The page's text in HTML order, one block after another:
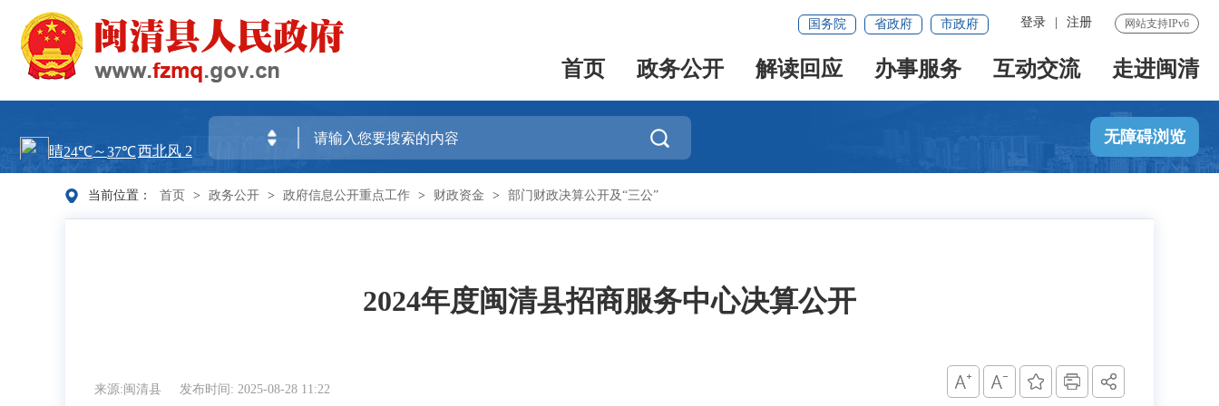
网站支持IPv6
登录 注册
国务院 省政府 市政府
首页 政务公开 解读回应 办事服务 互动交流 走进闽清
 无障碍浏览
当前位置： 首页 > 政务公开 > 政府信息公开重点工作 > 财政资金 > 部门财政决算公开及“三公”
2024年度闽清县招商服务中心决算公开
来源:闽清县 发布时间: 2025-08-28 11:22